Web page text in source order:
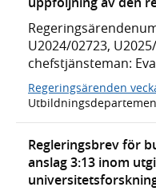
U2024/02723,
chefstjänsteman:
Regeringsärenden
Regleringsbrev för
anslag 3:13 inom